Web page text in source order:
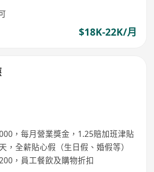
$18K-22K/月
，每月營業獎金，1.25賠加班津貼
，全薪貼心假（生日假、婚假等）
，員工餐飲及購物折扣